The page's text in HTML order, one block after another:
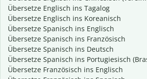
Übersetze Englisch ins Tagalog
Übersetze Englisch ins Koreanisch
Übersetze Spanisch ins Englisch
Übersetze Spanisch ins Französisch
Übersetze Spanisch ins Deutsch
Übersetze Spanisch ins Portugiesisch
Übersetze Französisch ins Englisch